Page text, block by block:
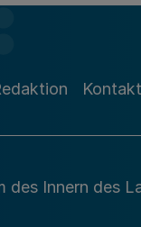
Kontakt
Innern des